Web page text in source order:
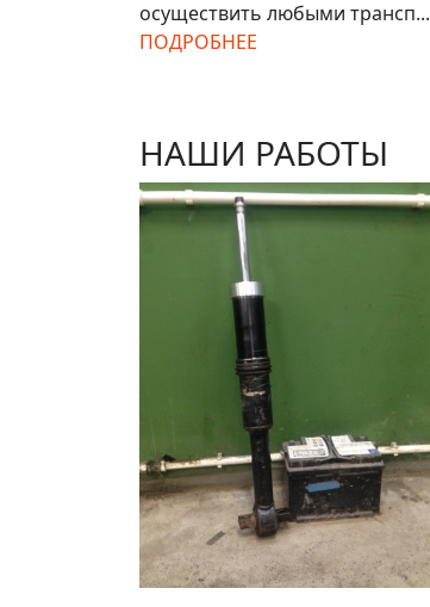
осуществить любыми трансп...
ПОДРОБНЕЕ
НАШИ РАБОТЫ